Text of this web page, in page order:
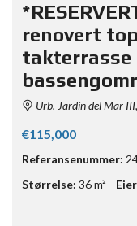
renovert
takterrasse
Urb. Jardin del Mar
€115,000
Referansenummer:
Størrelse: 36 m²